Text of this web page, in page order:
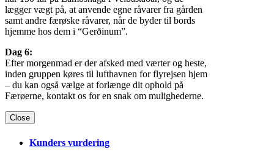
lægger vægt på, at anvende egne råvarer fra gården
samt andre færøske råvarer, når de byder til bords
hjemme hos dem i “Gerðinum”.
Dag 6:
Efter morgenmad er der afsked med værter og heste,
inden gruppen køres til lufthavnen for flyrejsen hjem
– du kan også vælge at forlænge dit ophold på
Færøerne, kontakt os for en snak om mulighederne.
Close
Kunders vurdering